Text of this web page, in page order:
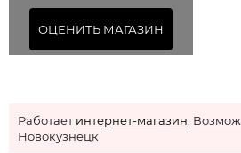
ОЦЕНИТЬ МАГАЗИН
Работаетинтернет-магазин .
Новокузнецк